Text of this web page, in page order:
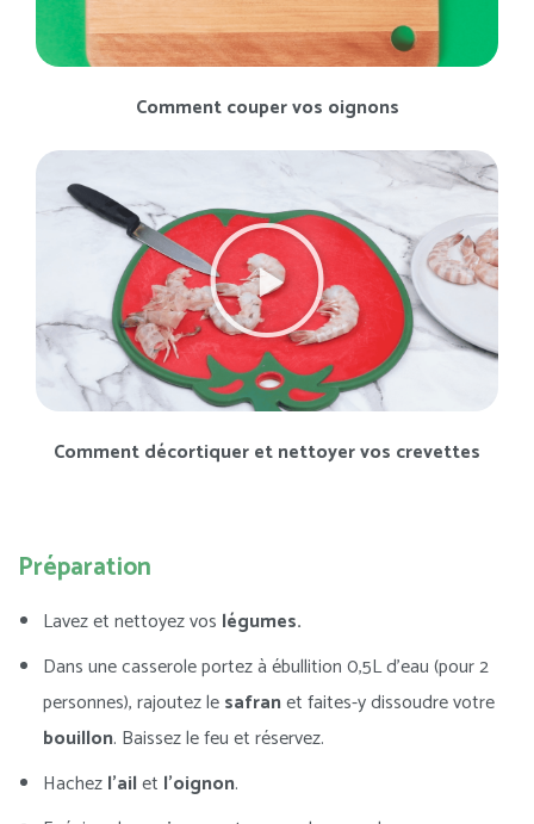
Comment couper vos oignons
Comment décortiquer et nettoyer vos crevettes
Préparation
Lavez et nettoyez vos légumes.
Dans une casserole portez à ébullition 0,5L d’eau (pour 2
personnes), rajoutez lesafranet faites-y dissoudre votre
bouillon. Baissez le feu et réservez.
Hachezl’ailet l’oignon.